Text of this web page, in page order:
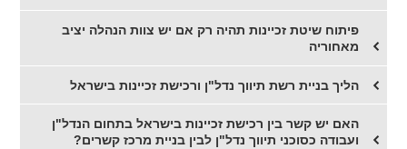
פיתוח שיטת זכיינות תהיה רק אם יש צוות הנהלה יציב
מאחוריה
הליך בניית רשת תיווך נדל"ן ורכישת זכיינות בישראל
האם יש קשר בין רכישת זכיינות בישראל בתחום הנדל"ן
ועבודה כסוכני תיווך נדל"ן לבין בניית מרכז קשרים?